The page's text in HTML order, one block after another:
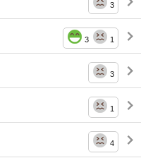
3
3 1
3
1
4